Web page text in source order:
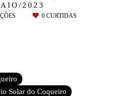
2023
0CURTIDAS
Solar do Coqueiro